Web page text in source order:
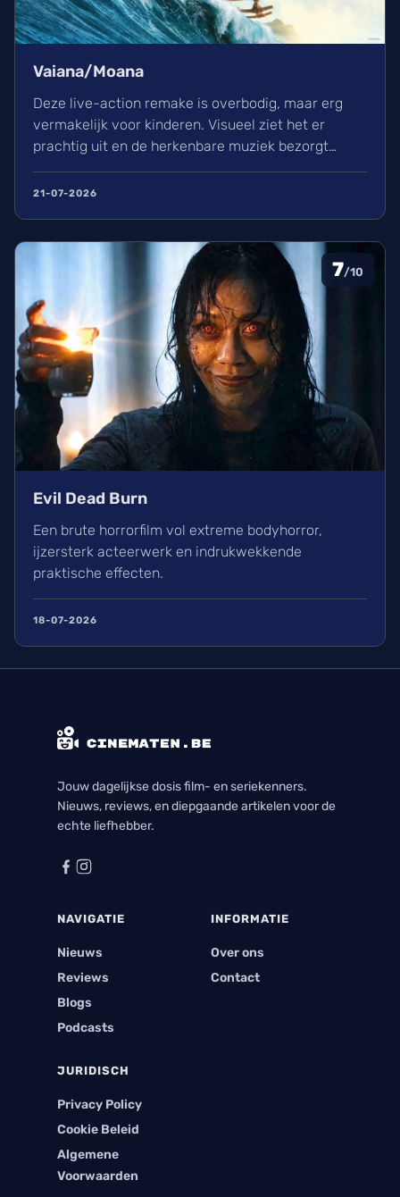
Vaiana/Moana
Deze live-action remake is overbodig, maar erg
vermakelijk voor kinderen. Visueel ziet het er
prachtig uit en de herkenbare muziek bezorgt
kippenvel. Hoewel de lore complex is, zorgt het
avontuur voor een heerlijke ervaring in de
21-07-2026
7/10
Evil Dead Burn
Een brute horrorfilm vol extreme bodyhorror,
ijzersterk acteerwerk en indrukwekkende
praktische effecten.
18-07-2026
Jouw dagelijkse dosis film- en seriekenners.
Nieuws, reviews, en diepgaande artikelen voor de
echte liefhebber.
NAVIGATIE
Nieuws
Reviews
Blogs
Podcasts
INFORMATIE
Over ons
Contact
JURIDISCH
Privacy Policy
Cookie Beleid
Algemene
Voorwaarden